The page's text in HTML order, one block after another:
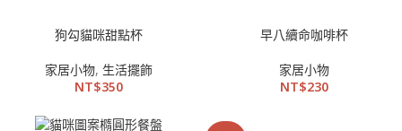
狗勾貓咪甜點杯
家居小物, 生活擺飾
NT$350
早八續命咖啡杯
家居小物
NT$230